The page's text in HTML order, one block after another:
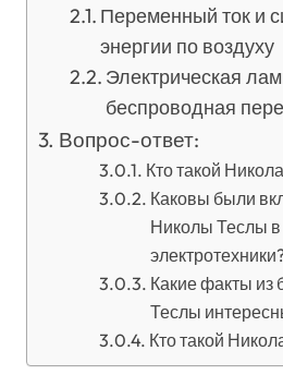
Переменный ток и
энергии по воздуху
Электрическая
беспроводная
Вопрос-ответ:
Кто такой
Каковы были
Николы Теслы в
Какие факты
Теслы
Кто такой